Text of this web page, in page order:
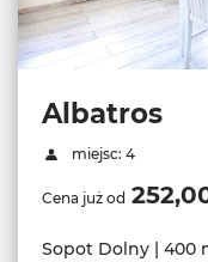
Albatros
miejsc: 4
Cena już od
Sopot Dolny | 400